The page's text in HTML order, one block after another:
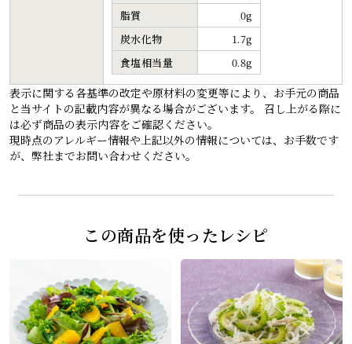
脂質
0g
炭水化物
1.7g
食塩相当量
0.8g
表示に関する各基準の改定や原材料の変更等により、お手元の商品
と当サイトの記載内容が異なる場合がございます。 召し上がる際に
は必ず商品の表示内容をご確認ください。
現時点のアレルギー情報や上記以外の情報については、お手数です
が、弊社までお問い合わせください。
この商品を使ったレシピ